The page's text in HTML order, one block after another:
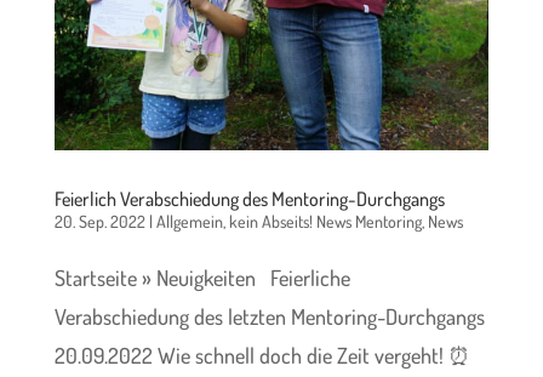
Feierlich Verabschiedung des Mentoring-Durchgangs
20. Sep. 2022| Allgemein,kein Abseits! News Mentoring, News
Startseite » Neuigkeiten Feierliche
Verabschiedung des letzten Mentoring-Durchgangs
20.09.2022 Wie schnell doch die Zeit vergeht! ⏰